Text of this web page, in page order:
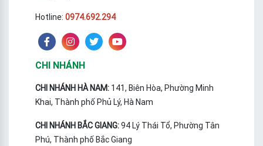
Hotline: 0974.692.294
CHI NHÁNH
CHI NHÁNH HÀ NAM: 141, Biên Hòa, Phường Minh
Khai, Thành phố Phủ Lý, Hà Nam
CHI NHÁNH BẮC GIANG:94 Lý Thái Tổ, Phường Tân
Phú, Thành phố Bắc Giang